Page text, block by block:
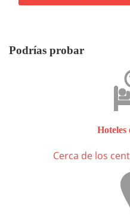
Podrías probar
Hoteles
Cerca de los